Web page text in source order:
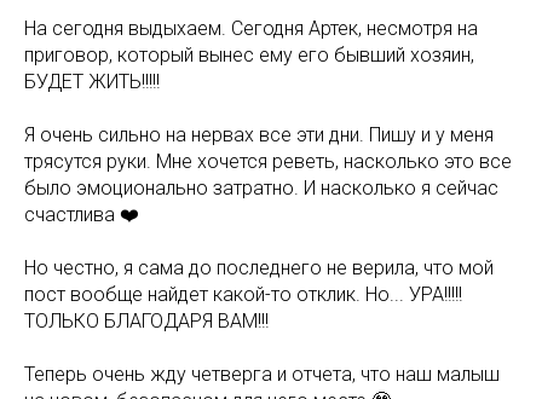
На сегодня выдыхаем. Сегодня Артек, несмотря на
приговор, который вынес ему его бывший хозяин,
БУДЕТ ЖИТЬ!!!!!
Я очень сильно на нервах все эти дни. Пишу и у меня
трясутся руки. Мне хочется реветь, насколько это все
было эмоционально затратно. И насколько я сейчас
счастлива ❤️
Но честно, я сама до последнего не верила, что мой
пост вообще найдет какой-то отклик. Но... УРА!!!!!
ТОЛЬКО БЛАГОДАРЯ ВАМ!!!
Теперь очень жду четверга и отчета, что наш малыш